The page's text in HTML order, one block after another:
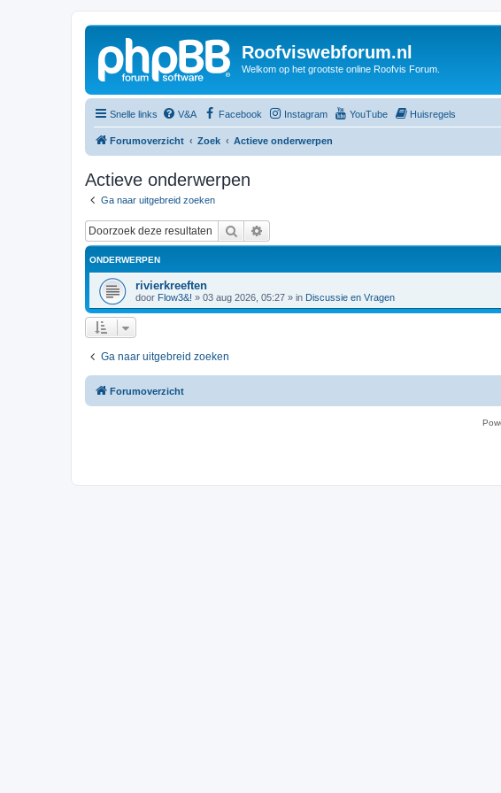
Roofviswebforum.nl
Welkom op het grootste online Roofvis Forum.
Snelle links V&A Facebook Instagram YouTube Huisregels
Forumoverzicht Zoek Actieve onderwerpen
Actieve onderwerpen
Ga naar uitgebreid zoeken
Zoek
ONDERWERPEN
rivierkreeften
door Flow3&! » 03 aug 2026, 05:27 » in Discussie en Vragen
Ga naar uitgebreid zoeken
Forumoverzicht